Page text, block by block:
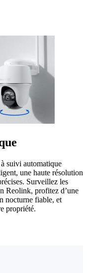
suivi automatique
une haute résolution
Surveillez les
Reolink, profitez d’une
nocturne fiable, et
propriété.